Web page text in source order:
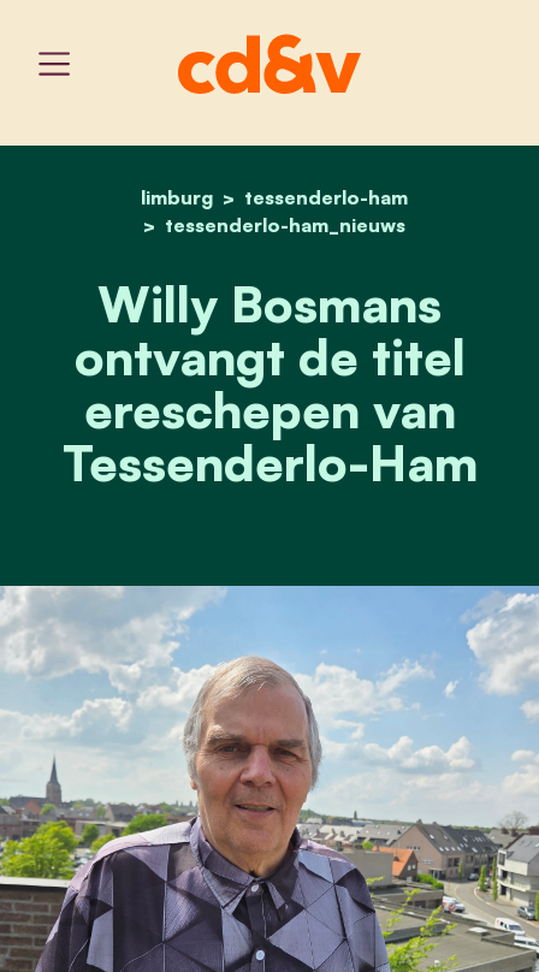
home
limburg
tessenderlo-ham
tessenderlo-ham_nieuws
willy bosmans ontvangt
Willy Bosmans
ontvangt de titel
ereschepen van
Tessenderlo-Ham